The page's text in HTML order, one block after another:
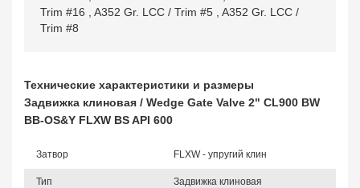
Trim #16
A352 Gr. LCC / Trim #5
A352 Gr. LCC /
Trim #8
Технические характеристики и размеры
Задвижка клиновая / Wedge Gate Valve 2" CL900 BW
BB-OS&Y FLXW BS API 600
Затвор FLXW - упругий клин
Тип Задвижка клиновая